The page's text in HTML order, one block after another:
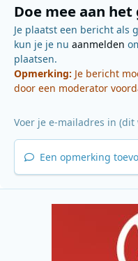
Doe mee aan
Je plaatst een bericht als
kun je je nu aanmelden
plaatsen.
Opmerking: Je bericht
door een moderator
Een opmerking